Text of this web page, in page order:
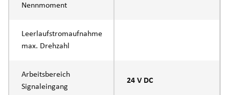
Nennmoment
Leerlaufstromaufnahme
max. Drehzahl
Arbeitsbereich
Signaleingang
24 V DC